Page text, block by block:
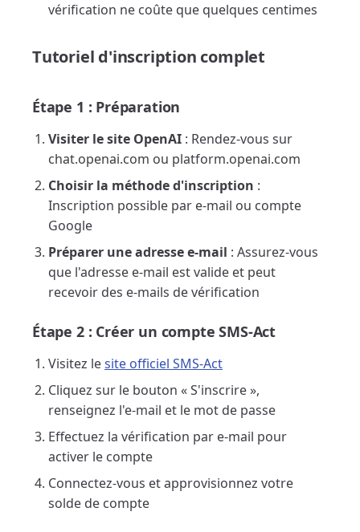
vérification ne coûte que quelques centimes
Tutoriel d'inscription complet
Étape 1 : Préparation
Visiter le site OpenAI : Rendez-vous sur
chat.openai.com ou platform.openai.com
Choisir la méthode d'inscription :
Inscription possible par e-mail ou compte
Google
Préparer une adresse e-mail : Assurez-vous
que l'adresse e-mail est valide et peut
recevoir des e-mails de vérification
Étape 2 : Créer un compte SMS-Act
Visitez lesite officiel SMS-Act
Cliquez sur le bouton « S'inscrire »,
renseignez l'e-mail et le mot de passe
Effectuez la vérification par e-mail pour
activer le compte
Connectez-vous et approvisionnez votre
solde de compte